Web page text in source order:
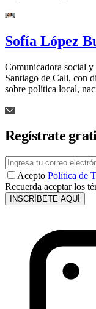
Sofía López
Comunicadora social y
Santiago de Cali, con
sobre política local,
Regístrate
Acepto Política de
Recuerda aceptar los
INSCRÍBETE AQUÍ